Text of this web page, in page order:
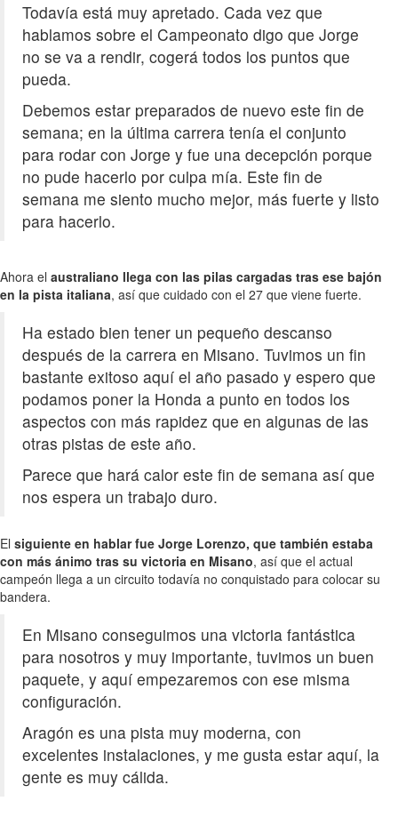
Todavía está muy apretado. Cada vez que
hablamos sobre el Campeonato digo que Jorge
no se va a rendir, cogerá todos los puntos que
pueda.
Debemos estar preparados de nuevo este fin de
semana; en la última carrera tenía el conjunto
para rodar con Jorge y fue una decepción porque
no pude hacerlo por culpa mía. Este fin de
semana me siento mucho mejor, más fuerte y listo
para hacerlo.
Ahora el australiano llega con las pilas cargadas tras ese bajón
en la pista italiana, así que cuidado con el 27 que viene fuerte.
Ha estado bien tener un pequeño descanso
después de la carrera en Misano. Tuvimos un fin
bastante exitoso aquí el año pasado y espero que
podamos poner la Honda a punto en todos los
aspectos con más rapidez que en algunas de las
otras pistas de este año.
Parece que hará calor este fin de semana así que
nos espera un trabajo duro.
El siguiente en hablar fue Jorge Lorenzo, que también estaba
con más ánimo tras su victoria en Misano, así que el actual
campeón llega a un circuito todavía no conquistado para colocar su
bandera.
En Misano conseguimos una victoria fantástica
para nosotros y muy importante, tuvimos un buen
paquete, y aquí empezaremos con ese misma
configuración.
Aragón es una pista muy moderna, con
excelentes instalaciones, y me gusta estar aquí, la
gente es muy cálida.